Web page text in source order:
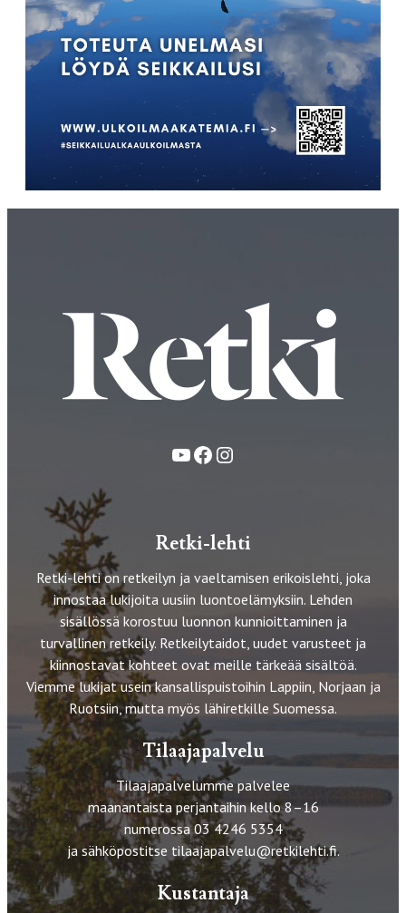
YouTube
FacebookInstagram
Retki-lehti
Retki-lehti on retkeilyn ja vaeltamisen erikoislehti, joka
innostaa lukijoita uusiin luontoelämyksiin. Lehden
sisällössä korostuu luonnon kunnioittaminen ja
turvallinen retkeily. Retkeilytaidot, uudet varusteet ja
kiinnostavat kohteet ovat meille tärkeää sisältöä.
Viemme lukijat usein kansallispuistoihin Lappiin, Norjaan ja
Ruotsiin, mutta myös lähiretkille Suomessa.
Tilaajapalvelu
Tilaajapalvelumme palvelee
maanantaista perjantaihin kello 8–16
numerossa 03 4246 5354
ja sähköpostitse tilaajapalvelu@retkilehti.fi.
Kustantaja